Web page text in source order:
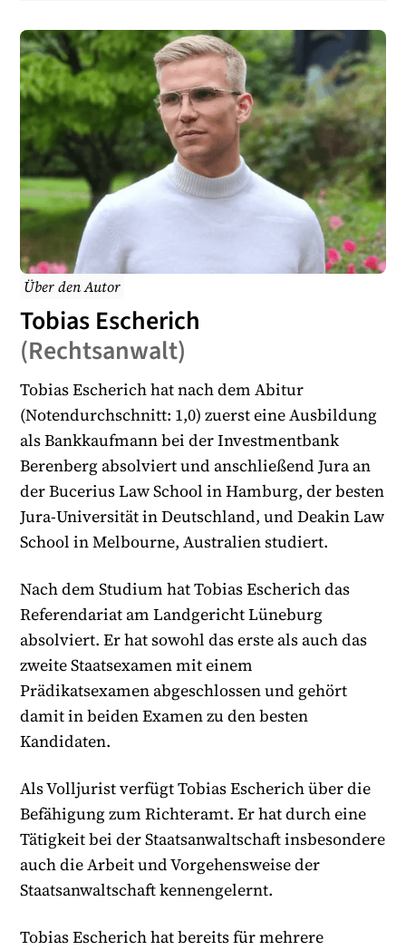
Ermittlungen gegen Sie vor.
Über den Autor
Tobias Escherich
(Rechtsanwalt)
Tobias Escherich hat nach dem Abitur
(Notendurchschnitt: 1,0) zuerst eine Ausbildung
als Bankkaufmann bei der Investmentbank
Berenberg absolviert und anschließend Jura an
der Bucerius Law School in Hamburg, der besten
Jura-Universität in Deutschland, und Deakin Law
School in Melbourne, Australien studiert.
Nach dem Studium hat Tobias Escherich das
Referendariat am Landgericht Lüneburg
absolviert. Er hat sowohl das erste als auch das
zweite Staatsexamen mit einem
Prädikatsexamen abgeschlossen und gehört
damit in beiden Examen zu den besten
Kandidaten.
Als Volljurist verfügt Tobias Escherich über die
Befähigung zum Richteramt. Er hat durch eine
Tätigkeit bei der Staatsanwaltschaft insbesondere
auch die Arbeit und Vorgehensweise der
Staatsanwaltschaft kennengelernt.
Tobias Escherich hat bereits für mehrere